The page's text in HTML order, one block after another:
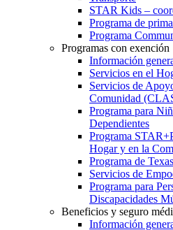
STAR Kids –
Programa de
Programa
Programas con exención
Información
Servicios en el
Servicios de
Comunidad
Programa para
Dependientes
Programa
Hogar y en la
Programa de
Servicios de
Programa para
Discapacidades
Beneficios y seguro
Información